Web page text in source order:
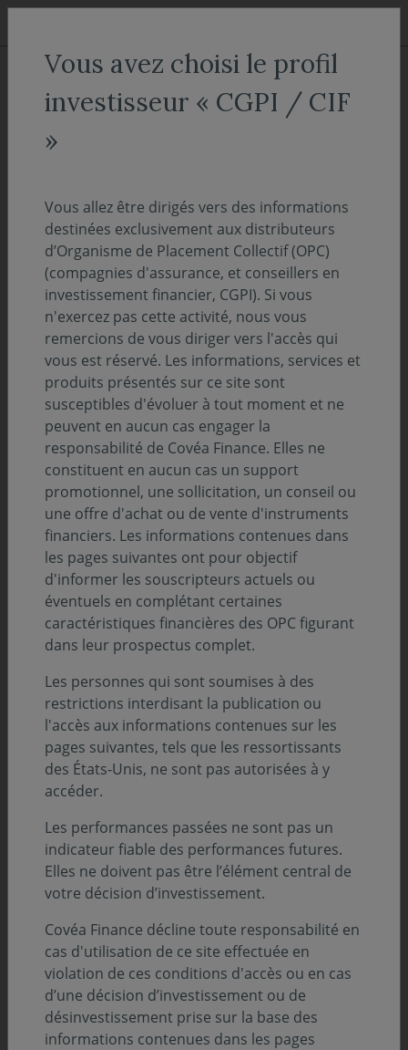
Aller au menu
Aller au contenu
ACCUEIL Actualités Focus sur
Comment la quête de
redéfinit les stratégies
d'investissement
FOCUS SUR 10 juin 2026
Temps de lecture :4min
La volonté généralisée des États de regagner
en souveraineté transforme en profondeur
l'économie mondiale. Si cette tendance
pénalise le commerce global, elle crée de
nouveaux moteurs de croissance locale et
pousse les entreprises à s’adapter. Pour
Covéa Finance, ce changement de paradigme
rebat les cartes entre multinationales et
entreprises domestiques, guidant
directement la sélection de nos valeurs en
portefeuille.
À l'occasion d'un interview vidéo accordée à l'Agefi,
Jacques-André Nadal, Directeur général délégué en
charge des gestions de Covéa Finance, a décrypté cette
reconfiguration des marchés, articulée autour de trois
priorités étatiques : bâtir son indépendance, assurer sa
sécurité et renforcer sa compétitivité.
Un soutien à la croissance, mais une polarisation
de l'économie
Ce repli protecteur des États se traduit par un
interventionnisme fort pour développer localement des
industries de pointe. Bien que le commerce mondial en
soit ralenti, les conséquences sur l'activité économique
globale restent paradoxalement porteuses :
Vous avez choisi le profil
investisseur « CGPI / CIF
»
Vous allez être dirigés vers des informations
destinées exclusivement aux distributeurs
d’Organisme de Placement Collectif (OPC)
(compagnies d'assurance, et conseillers en
investissement financier, CGPI). Si vous
n'exercez pas cette activité, nous vous
remercions de vous diriger vers l'accès qui
vous est réservé. Les informations, services et
produits présentés sur ce site sont
susceptibles d'évoluer à tout moment et ne
peuvent en aucun cas engager la
responsabilité de Covéa Finance. Elles ne
constituent en aucun cas un support
promotionnel, une sollicitation, un conseil ou
une offre d'achat ou de vente d'instruments
financiers. Les informations contenues dans
les pages suivantes ont pour objectif
d'informer les souscripteurs actuels ou
éventuels en complétant certaines
caractéristiques financières des OPC figurant
dans leur prospectus complet.
Les personnes qui sont soumises à des
restrictions interdisant la publication ou
l'accès aux informations contenues sur les
pages suivantes, tels que les ressortissants
des États-Unis, ne sont pas autorisées à y
accéder.
Les performances passées ne sont pas un
indicateur fiable des performances futures.
Elles ne doivent pas être l’élément central de
votre décision d’investissement.
Covéa Finance décline toute responsabilité en
cas d'utilisation de ce site effectuée en
violation de ces conditions d'accès ou en cas
d’une décision d’investissement ou de
désinvestissement prise sur la base des
informations contenues dans les pages